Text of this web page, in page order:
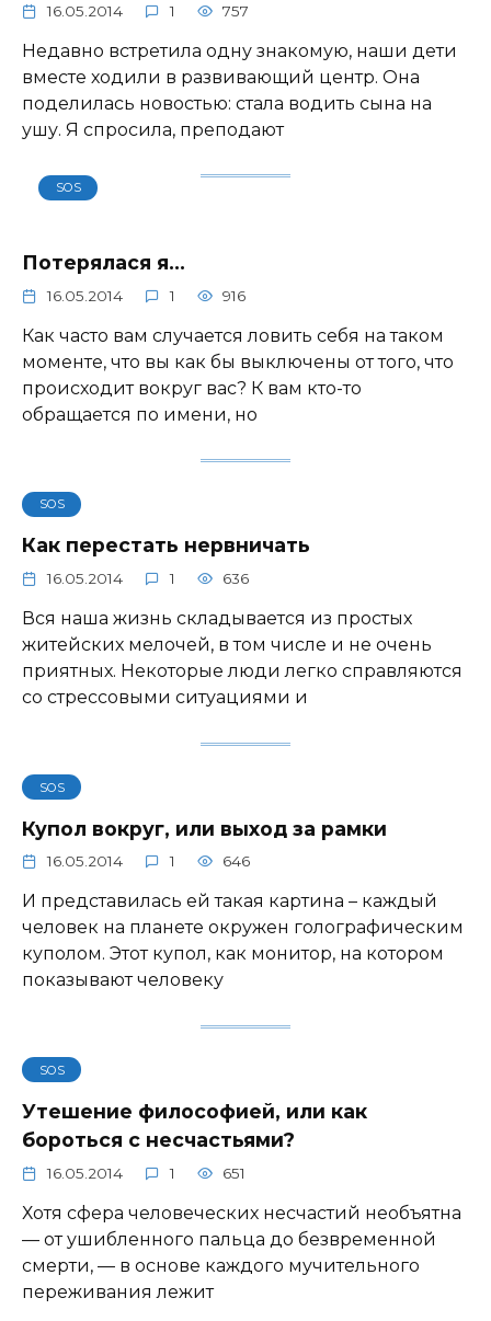
16.05.2014 1 757
Недавно встретила одну знакомую, наши дети
вместе ходили в развивающий центр. Она
поделилась новостью: стала водить сына на
ушу. Я спросила, преподают
SOS
Потерялася я…
16.05.2014 1 916
Как часто вам случается ловить себя на таком
моменте, что вы как бы выключены от того, что
происходит вокруг вас? К вам кто-то
обращается по имени, но
SOS
Как перестать нервничать
16.05.2014 1 636
Вся наша жизнь складывается из простых
житейских мелочей, в том числе и не очень
приятных. Некоторые люди легко справляются
со стрессовыми ситуациями и
SOS
Купол вокруг, или выход за рамки
16.05.2014 1 646
И представилась ей такая картина – каждый
человек на планете окружен голографическим
куполом. Этот купол, как монитор, на котором
показывают человеку
SOS
Утешение философией, или как
бороться с несчастьями?
16.05.2014 1 651
Хотя сфера человеческих несчастий необъятна
— от ушибленного пальца до безвременной
смерти, — в основе каждого мучительного
переживания лежит